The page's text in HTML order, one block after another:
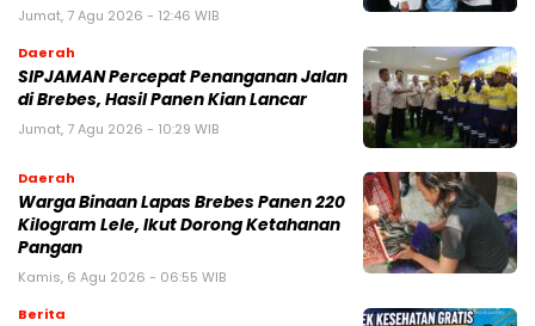
Jumat, 7 Agu 2026 - 12:46 WIB
Daerah
SIPJAMAN Percepat Penanganan Jalan
di Brebes, Hasil Panen Kian Lancar
Jumat, 7 Agu 2026 - 10:29 WIB
Daerah
Warga Binaan Lapas Brebes Panen 220
Kilogram Lele, Ikut Dorong Ketahanan
Pangan
Kamis, 6 Agu 2026 - 06:55 WIB
Berita